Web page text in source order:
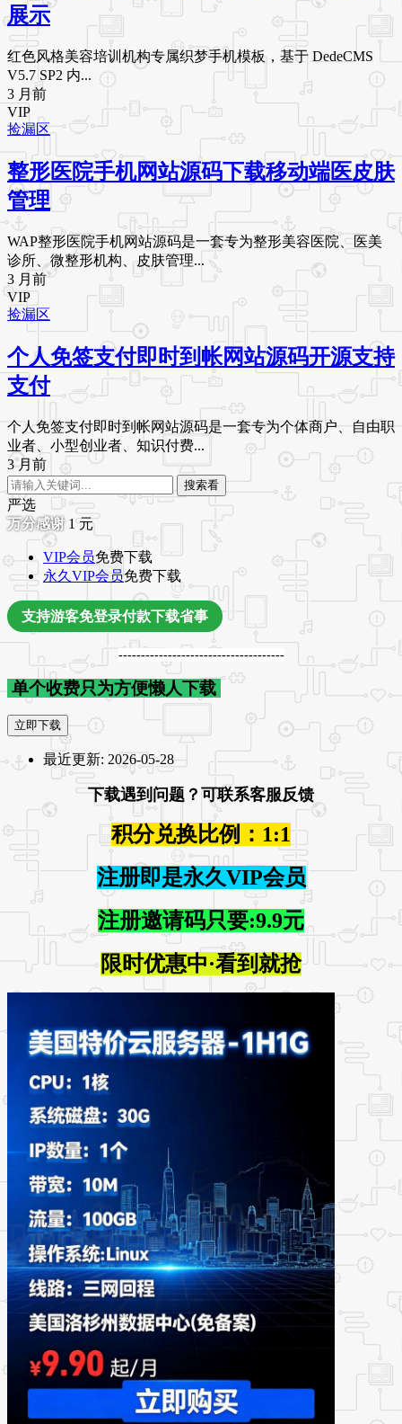
展示
红色风格美容培训机构专属织梦手机模板，基于 DedeCMS
V5.7 SP2 内...
3 月前
VIP
捡漏区
整形医院手机网站源码下载移动端医皮肤
管理
WAP整形医院手机网站源码是一套专为整形美容医院、医美
诊所、微整形机构、皮肤管理...
3 月前
VIP
捡漏区
个人免签支付即时到帐网站源码开源支持
支付
个人免签支付即时到帐网站源码是一套专为个体商户、自由职
业者、小型创业者、知识付费...
3 月前
搜索看
严选
1 元
VIP会员免费下载
永久VIP会员免费下载
支持游客免登录付款下载省事
-------------------------------------
单个收费只为方便懒人下载
立即下载
最近更新: 2026-05-28
下载遇到问题？可联系客服反馈
积分兑换比例：1:1
注册即是永久VIP会员
注册邀请码只要:9.9元
限时优惠中·看到就抢